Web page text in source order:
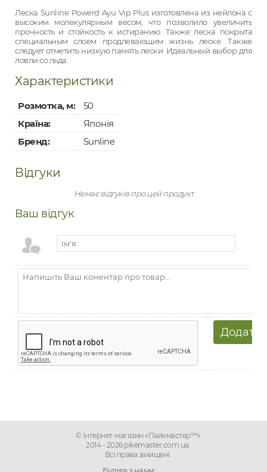
Леска Sunline Powerd Ayu Vip Plus изготовлена из нейлона с
высоким молекулярным весом, что позволило увеличить
прочность и стойкость к истиранию. Также леска покрыта
специальным слоем продлевающим жизнь леске. Также
следует отметить низкую память лески. Идеальный выбор для
ловли со льда.
Характеристики
Розмотка, м:
50
Країна:
Японія
Бренд:
Sunline
Відгуки
Немає відгуків про цей продукт
Ваш відгук
© Інтернет-магазин «Пайкмастер™»
2014 - 2026 pikemaster.com.ua.
Всі права захищені.